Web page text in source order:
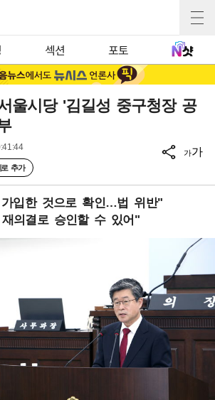
섹션 포토
울시당 '김길성 중구청장 공
추가
가가
입한 것으로 확인…법 위반"
의결로 승인할 수 있어"